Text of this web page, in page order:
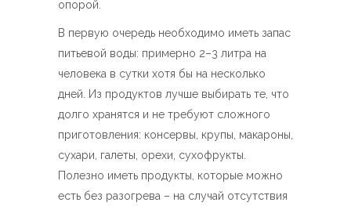
опорой.
В первую очередь необходимо иметь запас
питьевой воды: примерно 2–3 литра на
человека в сутки хотя бы на несколько
дней. Из продуктов лучше выбирать те, что
долго хранятся и не требуют сложного
приготовления: консервы, крупы, макароны,
сухари, галеты, орехи, сухофрукты.
Полезно иметь продукты, которые можно
есть без разогрева – на случай отсутствия